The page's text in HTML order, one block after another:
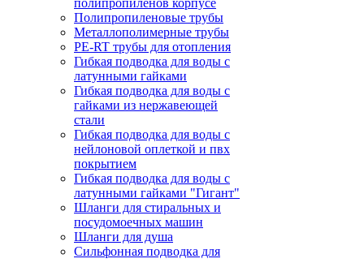
полипропиленов корпусе
Полипропиленовые трубы
Металлополимерные трубы
PE-RT трубы для отопления
Гибкая подводка для воды с
латунными гайками
Гибкая подводка для воды с
гайками из нержавеющей
стали
Гибкая подводка для воды с
нейлоновой оплеткой и пвх
покрытием
Гибкая подводка для воды с
латунными гайками "Гигант"
Шланги для стиральных и
посудомоечных машин
Шланги для душа
Сильфонная подводка для